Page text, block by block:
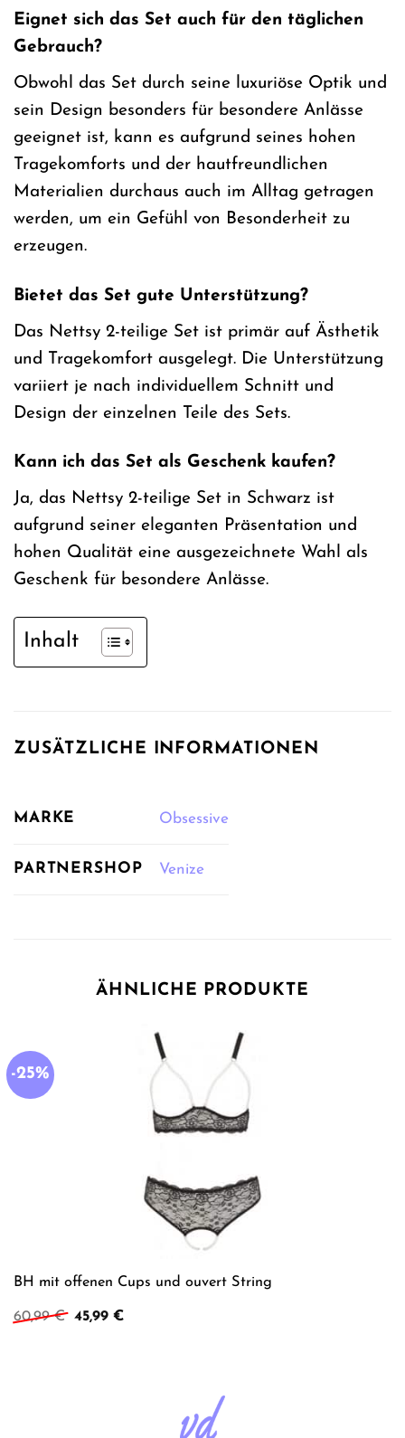
Eignet sich das Set auch für den täglichen
Gebrauch?
Obwohl das Set durch seine luxuriöse Optik und
sein Design besonders für besondere Anlässe
geeignet ist, kann es aufgrund seines hohen
Tragekomforts und der hautfreundlichen
Materialien durchaus auch im Alltag getragen
werden, um ein Gefühl von Besonderheit zu
erzeugen.
Bietet das Set gute Unterstützung?
Das Nettsy 2-teilige Set ist primär auf Ästhetik
und Tragekomfort ausgelegt. Die Unterstützung
variiert je nach individuellem Schnitt und
Design der einzelnen Teile des Sets.
Kann ich das Set als Geschenk kaufen?
Ja, das Nettsy 2-teilige Set in Schwarz ist
aufgrund seiner eleganten Präsentation und
hohen Qualität eine ausgezeichnete Wahl als
Geschenk für besondere Anlässe.
Inhalt
ZUSÄTZLICHE INFORMATIONEN
MARKE Obsessive
PARTNERSHOP Venize
ÄHNLICHE PRODUKTE
-25%
BH mit offenen Cups und ouvert String
60,99€
Ursprünglicher
45,99 €Aktueller